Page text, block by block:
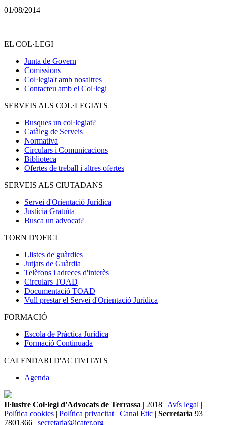
01/08/2014
EL COL·LEGI
Junta de Govern
Comissions
Col·legia't amb nosaltres
Contacteu amb el Col·legi
SERVEIS ALS COL·LEGIATS
Busques un col·legiat?
Catàleg de Serveis
Normativa
Circulars i Comunicacions
Biblioteca
Ofertes de treball i altres ofertes
SERVEIS ALS CIUTADANS
Servei d'Orientació Jurídica
Justícia Gratuïta
Busca un advocat?
TORN D'OFICI
Llistes de guàrdies
Jutjats de Guàrdia
Telèfons i adreces d'interès
Circulars TOAD
Documentació TOAD
Vull prestar el Servei d'Orientació Jurídica
FORMACIÓ
Escola de Pràctica Jurídica
Formació Continuada
CALENDARI D'ACTIVITATS
Agenda
Il·lustre Col·legi d'Advocats de Terrassa | 2018 | Avís legal |
Política cookies | Política privacitat | Canal Ètic | Secretaria 93
7801366 | secretaria@icater.org